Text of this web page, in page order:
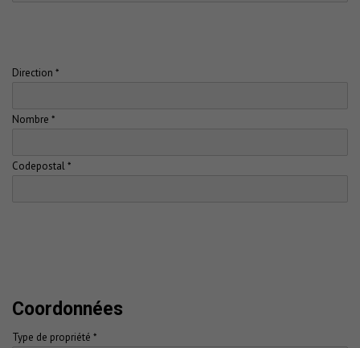
Direction *
Nombre *
Codepostal *
Coordonnées
Type de propriété *